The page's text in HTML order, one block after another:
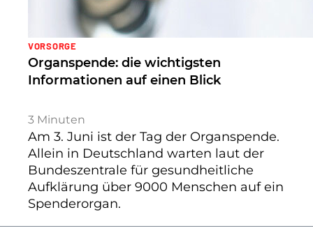
VORSORGE
Organspende: die wichtigsten
Informationen auf einen Blick
3 Minuten
Am 3. Juni ist der Tag der Organspende.
Allein in Deutschland warten laut der
Bundeszentrale für gesundheitliche
Aufklärung über 9000 Menschen auf ein
Spenderorgan.